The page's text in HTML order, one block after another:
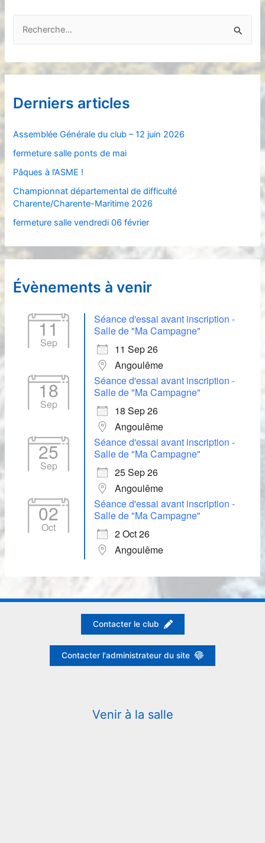
h
r
r
Derniers articles
Assemblée Générale du club – 12 juin 2026
fermeture salle ponts de mai
Pâques à l’ASME !
Championnat départemental de difficulté
Charente/Charente-Maritime 2026
fermeture salle vendredi 06 février
Évènements à venir
11
Sep
Séance d'essai avant inscription -
Salle de "Ma Campagne"
11 Sep 26
Angoulême
18
Sep
Séance d'essai avant inscription -
Salle de "Ma Campagne"
18 Sep 26
Angoulême
25
Sep
Séance d'essai avant inscription -
Salle de "Ma Campagne"
25 Sep 26
Angoulême
02
Oct
Séance d'essai avant inscription -
Salle de "Ma Campagne"
2 Oct 26
Angoulême
Contacter le club
Contacter l'administrateur du site
Venir à la salle